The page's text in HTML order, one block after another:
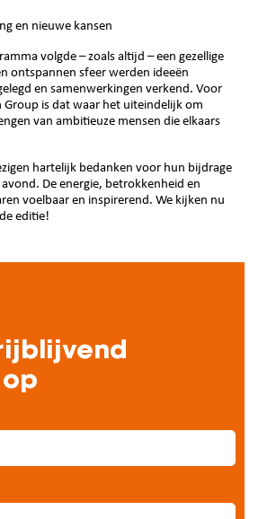
en nieuwe kansen
volgde – zoals altijd – een gezellige
ontspannen sfeer werden ideeën
en samenwerkingen verkend. Voor
Group is dat waar het uiteindelijk om
van ambitieuze mensen die elkaars
hartelijk bedanken voor hun bijdrage
De energie, betrokkenheid en
voelbaar en inspirerend. We kijken nu
editie!